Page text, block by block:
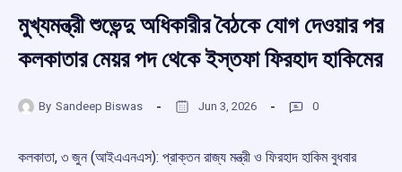
মুখ্যমন্ত্রী শুভেন্দু অধিকারীর বৈঠকে যোগ দেওয়ার পর
কলকাতার মেয়র পদ থেকে ইস্তফা ফিরহাদ হাকিমের
By Sandeep Biswas Jun 3, 2026 0
কলকাতা, ৩ জুন (আইএএনএস): প্রাক্তন রাজ্য মন্ত্রী ও ফিরহাদ হাকিম বুধবার